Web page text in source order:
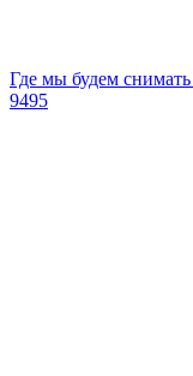
Где мы будем
9495